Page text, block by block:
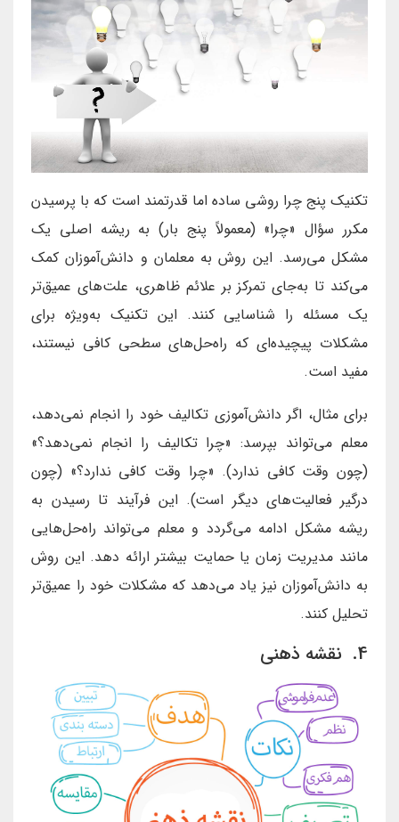
تکنیک پنج چرا روشی ساده اما قدرتمند است که با پرسیدن
مکرر سؤال «چرا» (معمولاً پنج بار) به ریشه اصلی یک
مشکل می‌رسد. این روش به معلمان و دانش‌آموزان کمک
می‌کند تا به‌جای تمرکز بر علائم ظاهری، علت‌های عمیق‌تر
یک مسئله را شناسایی کنند. این تکنیک به‌ویژه برای
مشکلات پیچیده‌ای که راه‌حل‌های سطحی کافی نیستند،
مفید است.
برای مثال، اگر دانش‌آموزی تکالیف خود را انجام نمی‌دهد،
معلم می‌تواند بپرسد: «چرا تکالیف را انجام نمی‌دهد؟»
(چون وقت کافی ندارد). «چرا وقت کافی ندارد؟» (چون
درگیر فعالیت‌های دیگر است). این فرآیند تا رسیدن به
ریشه مشکل ادامه می‌گردد و معلم می‌تواند راه‌حل‌هایی
مانند مدیریت زمان یا حمایت بیشتر ارائه دهد. این روش
به دانش‌آموزان نیز یاد می‌دهد که مشکلات خود را عمیق‌تر
تحلیل کنند.
4. نقشه ذهنی